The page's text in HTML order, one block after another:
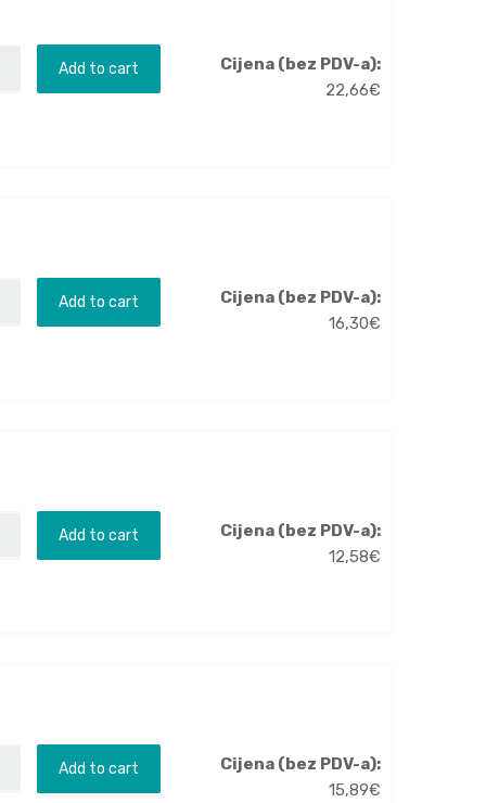
Add to cart
Cijena (bez PDV-a):
22,66€
Add to cart
Cijena (bez PDV-a):
16,30€
Add to cart
Cijena (bez PDV-a):
12,58€
Add to cart
Cijena (bez PDV-a):
15,89€